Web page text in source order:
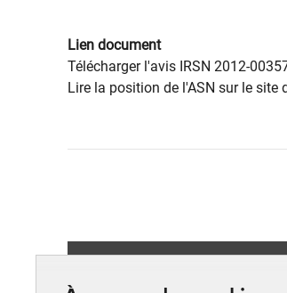
Lien document
Télécharger l'avis IRSN 2012-
Lire la position de l'ASN sur le site